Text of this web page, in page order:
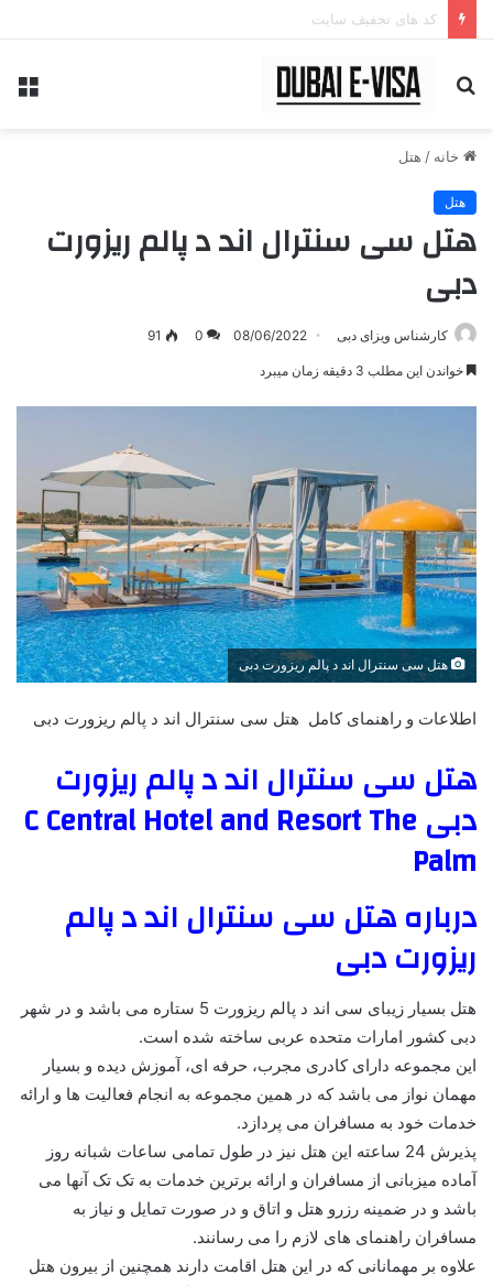
کد های تخفیف سایت
جستجو
خانه / هتل
هتل
هتل سی سنترال اند د پالم ریزورت
دبی
کارشناس ویزای دبی 08/06/2022
0
91
خواندن این مطلب 3 دقیقه زمان میبرد
هتل سی سنترال اند د پالم ریزورت دبی
اطلاعات و راهنمای کامل هتل سی سنترال اند د پالم ریزورت دبی
هتل سی سنترال اند د پالم ریزورت
دبی C Central Hotel and Resort The
Palm
درباره هتل سی سنترال اند د پالم
ریزورت دبی
هتل بسیار زیبای سی اند د پالم ریزورت 5 ستاره می باشد و در شهر
دبی کشور امارات متحده عربی ساخته شده است.
این مجموعه دارای کادری مجرب، حرفه ای، آموزش دیده و بسیار
مهمان نواز می باشد که در همین مجموعه به انجام فعالیت ها و ارائه
خدمات خود به مسافران می پردازد.
پذیرش 24 ساعته این هتل نیز در طول تمامی ساعات شبانه روز
آماده میزبانی از مسافران و ارائه برترین خدمات به تک تک آنها می
باشد و در ضمینه رزرو هتل و اتاق و در صورت تمایل و نیاز به
مسافران راهنمای های لازم را می رسانند.
علاوه بر مهمانانی که در این هتل اقامت دارند همچنین از بیرون هتل